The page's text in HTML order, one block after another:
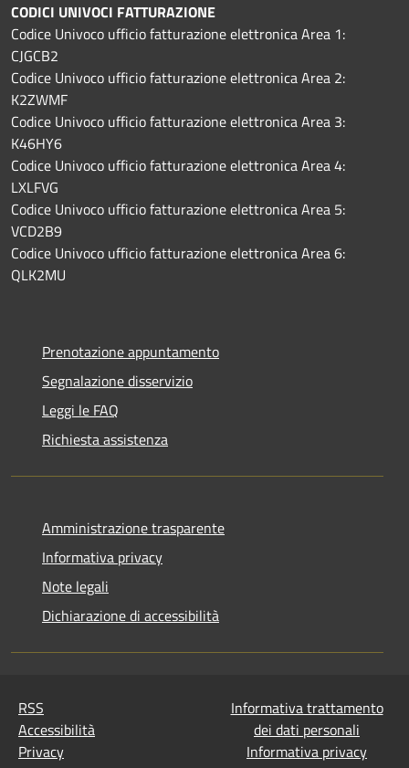
CODICI UNIVOCI FATTURAZIONE
Codice Univoco ufficio fatturazione elettronica Area 1:
CJGCB2
Codice Univoco ufficio fatturazione elettronica Area 2:
K2ZWMF
Codice Univoco ufficio fatturazione elettronica Area 3:
K46HY6
Codice Univoco ufficio fatturazione elettronica Area 4:
LXLFVG
Codice Univoco ufficio fatturazione elettronica Area 5:
VCD2B9
Codice Univoco ufficio fatturazione elettronica Area 6:
QLK2MU
Prenotazione appuntamento
Segnalazione disservizio
Leggi le FAQ
Richiesta assistenza
Amministrazione trasparente
Informativa privacy
Note legali
Dichiarazione di accessibilità
RSS
Accessibilità
Privacy
Informativa trattamento
dei dati personali
Informativa privacy